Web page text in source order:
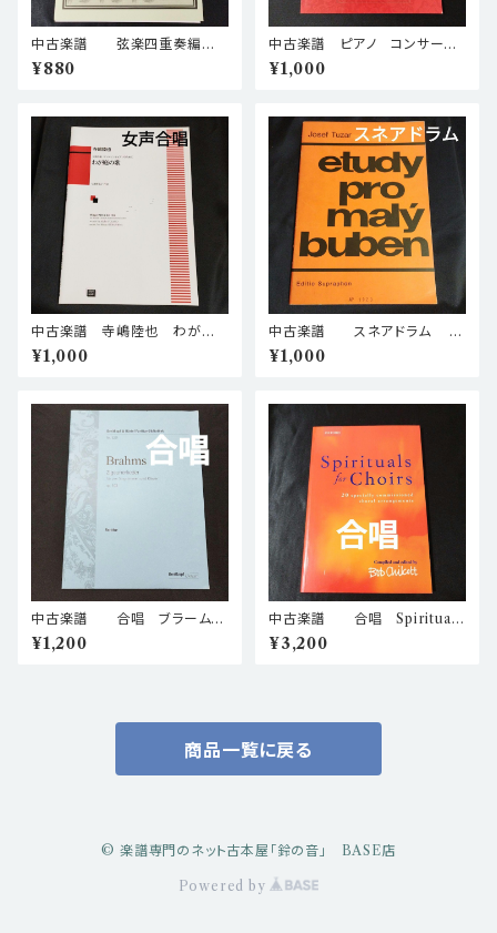
中古楽譜 弦楽四重奏編
曲 滝廉太郎 荒城の月 棚B
ASEa4
¥880
中古楽譜 ピアノ コンサート
ピースコレクション 2005
棚BASEa5
¥1,000
中古楽譜 寺嶋陸也 わが庭
の歌(女声合唱、マンドリンとピ
アノのために) 棚BASEa
¥1,000
中古楽譜 スネアドラム ス
ネアドラムのための練習曲集
棚BASEa6
¥1,000
中古楽譜 合唱 ブラーム
ス ジプシーの歌 Op. 103
棚BASEa5
¥1,200
中古楽譜 合唱 Spirituals
for Choirs ボブ・チルコット・
編 棚BASEa6
¥3,200
商品一覧に戻る
© 楽譜専門のネット古本屋「鈴の音」 BASE店
Powered by